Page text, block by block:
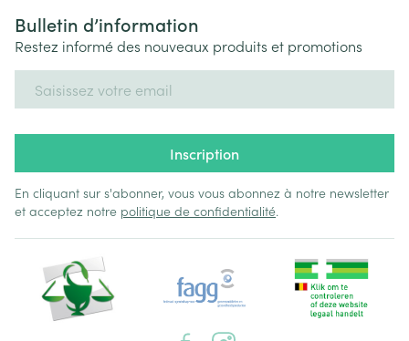
Bulletin d’information
Restez informé des nouveaux produits et promotions
Inscription
En cliquant sur s'abonner, vous vous abonnez à notre newsletter
et acceptez notre politique de confidentialité.